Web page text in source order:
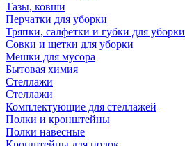
Тазы, ковши
Перчатки для уборки
Тряпки, салфетки и губки для уборки
Совки и щетки для уборки
Мешки для мусора
Бытовая химия
Стеллажи
Стеллажи
Комплектующие для стеллажей
Полки и кронштейны
Полки навесные